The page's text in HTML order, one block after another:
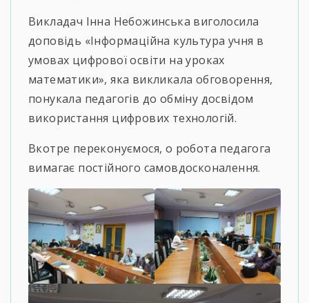
Викладач Інна Небожинська виголосила
доповідь «Інформаційна культура учня в
умовах цифрової освіти на уроках
математики», яка викликала обговорення,
понукала педагогів до обміну досвідом
використання цифрових технологій.
Вкотре переконуємося, о робота педагога
вимагає постійного самовдосконалення.